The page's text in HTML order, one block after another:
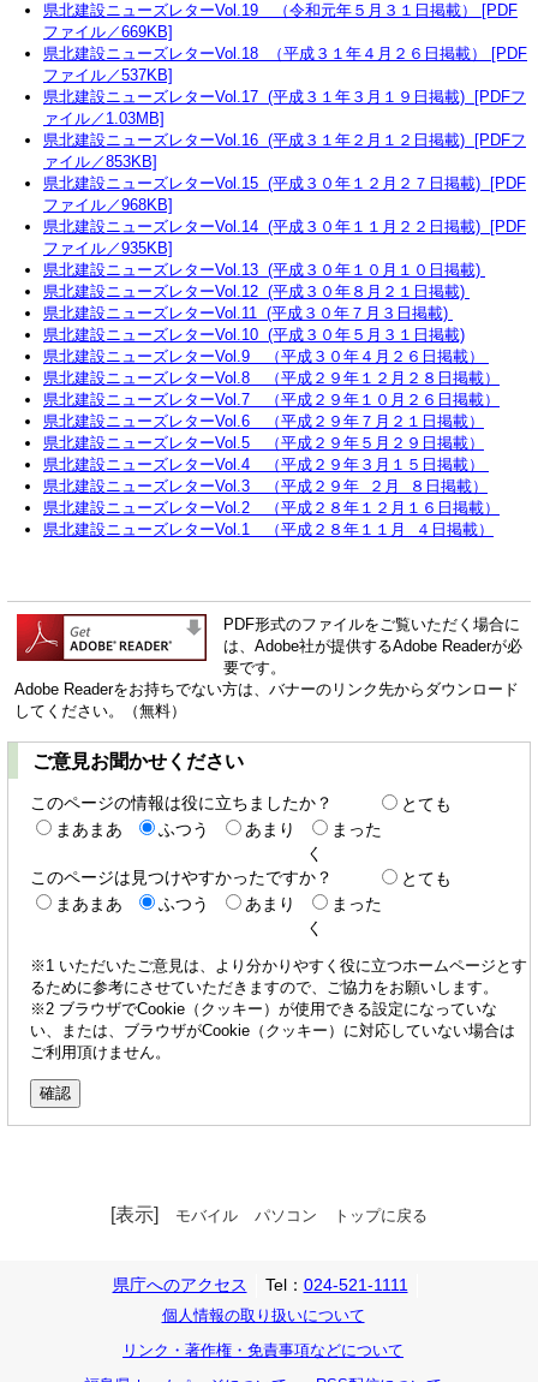
県北建設ニューズレターVol.19 （令和元年５月３１日掲載） [PDF
ファイル／669KB]
県北建設ニューズレターVol.18 （平成３１年４月２６日掲載） [PDF
ファイル／537KB]
県北建設ニューズレターVol.17 (平成３１年３月１９日掲載) [PDFフ
ァイル／1.03MB]
県北建設ニューズレターVol.16 (平成３１年２月１２日掲載) [PDFフ
ァイル／853KB]
県北建設ニューズレターVol.15 (平成３０年１２月２７日掲載) [PDF
ファイル／968KB]
県北建設ニューズレターVol.14 (平成３０年１１月２２日掲載) [PDF
ファイル／935KB]
県北建設ニューズレターVol.13 (平成３０年１０月１０日掲載)
県北建設ニューズレターVol.12 (平成３０年８月２１日掲載)
県北建設ニューズレターVol.11 (平成３０年７月３日掲載)
県北建設ニューズレターVol.10 (平成３０年５月３１日掲載)
県北建設ニューズレターVol.9 （平成３０年４月２６日掲載）
県北建設ニューズレターVol.8 （平成２９年１２月２８日掲載）
県北建設ニューズレターVol.7 （平成２９年１０月２６日掲載）
県北建設ニューズレターVol.6 （平成２９年７月２１日掲載）
県北建設ニューズレターVol.5 （平成２９年５月２９日掲載）
県北建設ニューズレターVol.4 （平成２９年３月１５日掲載）
県北建設ニューズレターVol.3 （平成２９年 ２月 ８日掲載）
県北建設ニューズレターVol.2 （平成２８年１２月１６日掲載）
県北建設ニューズレターVol.1 （平成２８年１１月 ４日掲載）
PDF形式のファイルをご覧いただく場合に
は、Adobe社が提供するAdobe Readerが必
要です。
Adobe Readerをお持ちでない方は、バナーのリンク先からダウンロード
してください。（無料）
ご意見お聞かせください
このページの情報は役に立ちましたか？
とても
まあまあ
ふつう あまり
まった
く
このページは見つけやすかったですか？
とても
まあまあ
ふつう あまり
まった
く
※1 いただいたご意見は、より分かりやすく役に立つホームページとす
るために参考にさせていただきますので、ご協力をお願いします。
※2 ブラウザでCookie（クッキー）が使用できる設定になっていな
い、または、ブラウザがCookie（クッキー）に対応していない場合は
ご利用頂けません。
[表示] モバイル パソコン トップに戻る
県庁へのアクセス Tel： 024-521-1111
個人情報の取り扱いについて
リンク・著作権・免責事項などについて